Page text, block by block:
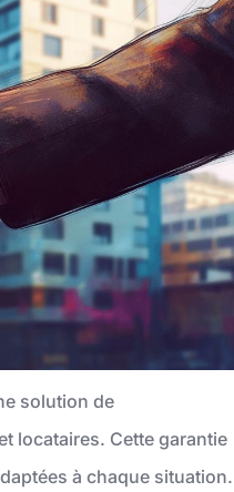
solution de
locataires. Cette garantie
à chaque situation.